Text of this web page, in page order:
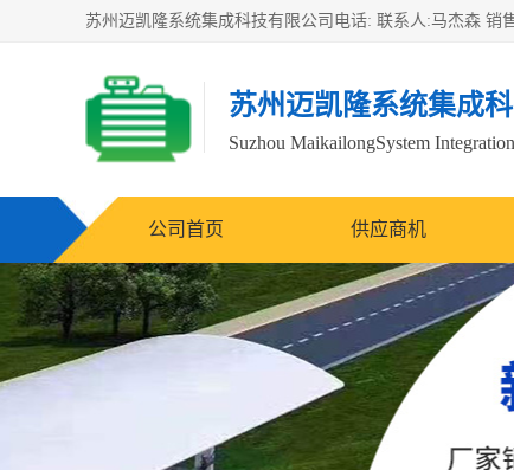
苏州迈凯隆系统集成
Suzhou MaikailongSystem
公司首页 供应商机